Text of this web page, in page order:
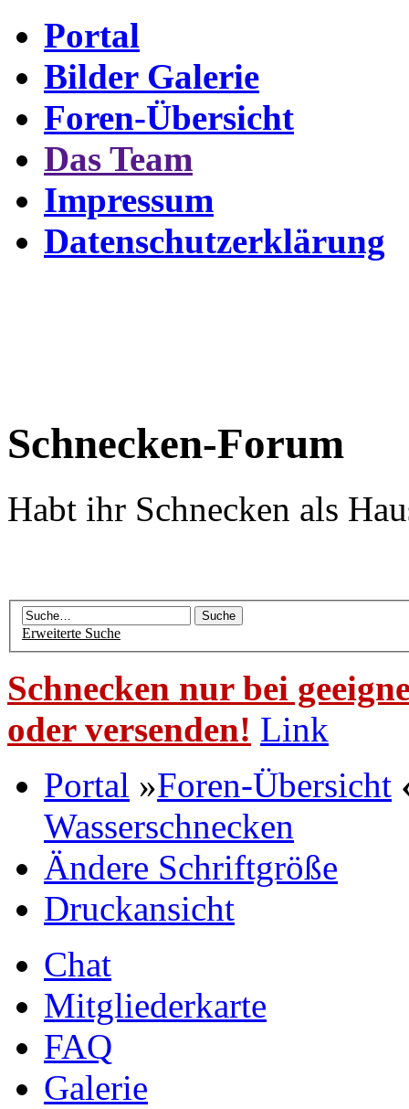
Portal
Bilder Galerie
Foren-Übersicht
Das Team
Impressum
Datenschutzerklärung
Schnecken-Forum
Habt ihr Schnecken als
Erweiterte Suche
Schnecken nur bei
oder versenden! Link
Portal »Foren-Übersicht
Wasserschnecken
Ändere Schriftgröße
Druckansicht
Chat
Mitgliederkarte
FAQ
Galerie